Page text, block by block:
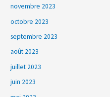
novembre 2023
octobre 2023
septembre 2023
août 2023
juillet 2023
juin 2023